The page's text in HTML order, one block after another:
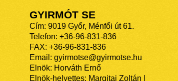
GYIRMÓT SE
Cím: 9019 Győr, Ménfői út 61.
Telefon: +36-96-831-836
FAX: +36-96-831-836
Email: gyirmotse@gyirmotse.hu
Elnök: Horváth Ernő
Elnök-helyettes: Margitai Zoltán |